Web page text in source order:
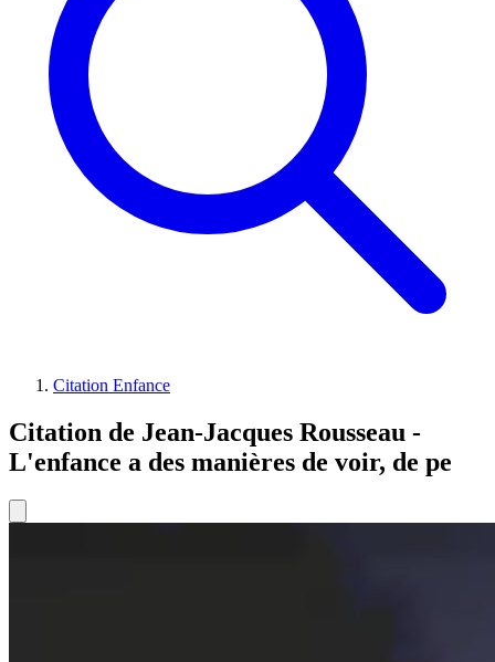
Citation Enfance
Citation de Jean-Jacques Rousseau -
L'enfance a des manières de voir, de pe